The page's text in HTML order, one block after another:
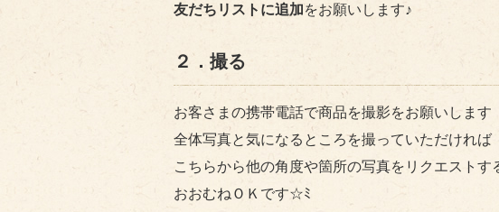
友だちリストに追加をお願いします♪
２．撮る
お客さまの携帯電話で商品を撮影をお願いします
全体写真と気になるところを撮っていただければ
こちらから他の角度や箇所の写真をリクエストす
おおむねＯＫです☆ﾐ